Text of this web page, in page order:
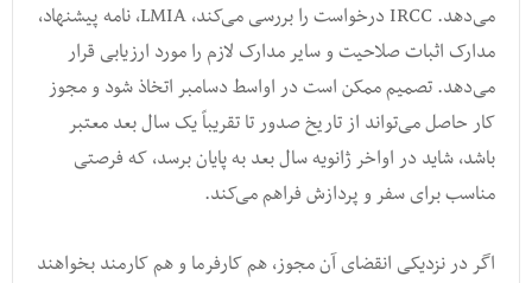
می‌دهد. IRCC درخواست را بررسی می‌کند، LMIA، نامه پیشنهاد،
مدارک اثبات صلاحیت و سایر مدارک لازم را مورد ارزیابی قرار
می‌دهد. تصمیم ممکن است در اواسط دسامبر اتخاذ شود و مجوز
کار حاصل می‌تواند از تاریخ صدور تا تقریباً یک سال بعد معتبر
باشد، شاید در اواخر ژانویه سال بعد به پایان برسد، که فرصتی
مناسب برای سفر و پردازش فراهم می‌کند.
اگر در نزدیکی انقضای آن مجوز، هم کارفرما و هم کارمند بخواهند